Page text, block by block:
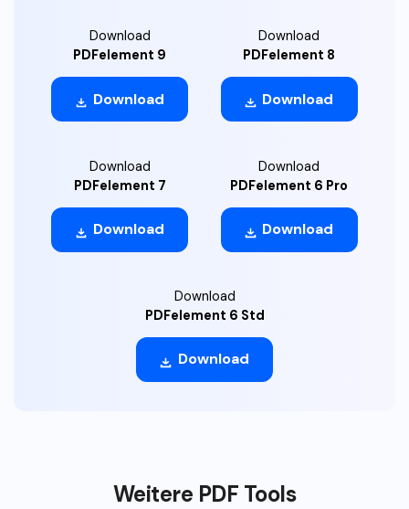
Download
PDFelement 9
Download
Download
PDFelement 8
Download
Download
PDFelement 7
Download
Download
PDFelement 6 Pro
Download
Download
PDFelement 6 Std
Download
Weitere PDF Tools